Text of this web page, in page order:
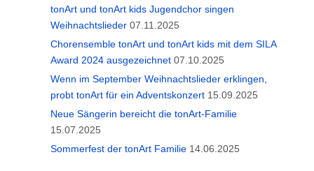
tonArt und tonArt kids Jugendchor singen
Weihnachtslieder 07.11.2025
Chorensemble tonArt und tonArt kids mit dem SILA
Award 2024 ausgezeichnet 07.10.2025
Wenn im September Weihnachtslieder erklingen,
probt tonArt für ein Adventskonzert 15.09.2025
Neue Sängerin bereicht die tonArt-Familie
15.07.2025
Sommerfest der tonArt Familie 14.06.2025